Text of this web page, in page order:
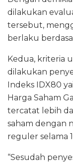
dilakukan
tersebut,
berlaku
Kedua, kriteria
dilakukan
Indeks IDX80
Harga Saham
tercatat lebih
saham dengan
reguler selama
“Sesudah